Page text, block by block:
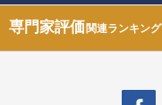
専門家評価関連ランキング